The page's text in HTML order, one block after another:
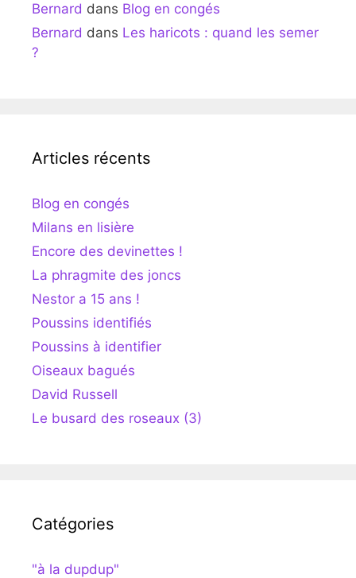
Bernard dans Blog en congés
Bernard dans Les haricots : quand les semer
?
Articles récents
Blog en congés
Milans en lisière
Encore des devinettes !
La phragmite des joncs
Nestor a 15 ans !
Poussins identifiés
Poussins à identifier
Oiseaux bagués
David Russell
Le busard des roseaux (3)
Catégories
"à la dupdup"